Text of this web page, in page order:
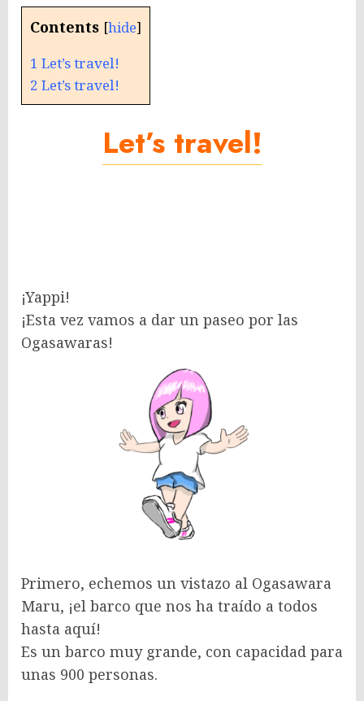
Contents [hide]
1 Let’s travel!
2 Let’s travel!
Let’s travel!
¡Yappi!
¡Esta vez vamos a dar un paseo por las
Ogasawaras!
Primero, echemos un vistazo al Ogasawara
Maru, ¡el barco que nos ha traído a todos
hasta aquí!
Es un barco muy grande, con capacidad para
unas 900 personas.